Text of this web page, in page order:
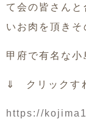
て会の皆さん
いお肉を頂きそ
甲府で有名な小
⇓ クリックす
https://